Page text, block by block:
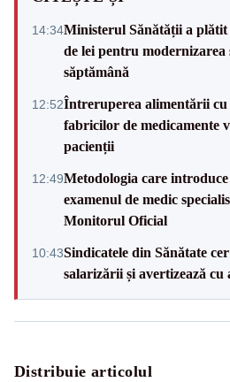
14:34Ministerul Sănătății a plătit
de lei pentru
săptămână
12:52Întreruperea alimentării cu
fabricilor de medicamente
pacienții
12:49Metodologia care
examenul de medic
Monitorul Oficial
10:43Sindicatele din Sănătate
salarizării și avertizează cu
Distribuie articolul